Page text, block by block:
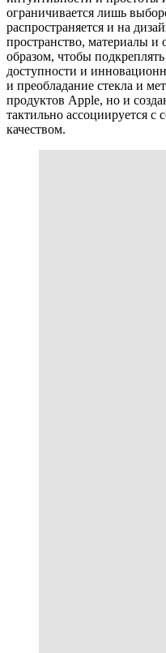
ограничивается лишь
распространяется и на
пространство, материалы и
образом, чтобы
доступности и
и преобладание стекла и
продуктов Apple, но и
тактильно ассоциируется
качеством.